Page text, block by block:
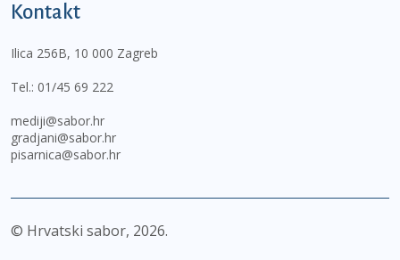
Kontakt
Ilica 256B, 10 000 Zagreb
Tel.: 01/45 69 222
mediji@sabor.hr
gradjani@sabor.hr
pisarnica@sabor.hr
© Hrvatski sabor, 2026